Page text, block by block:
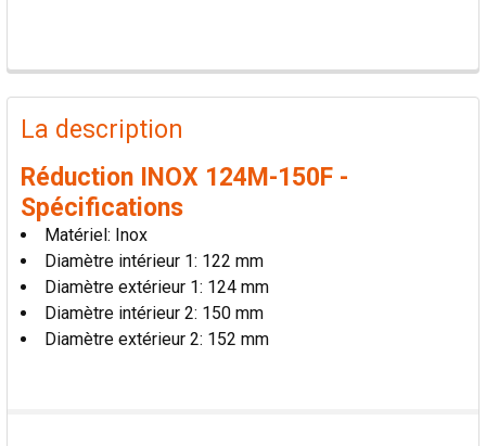
PRODUITS
FRÉQUEMMENT
ACHETÉS
TOUT
SÉLECTIONNER
AJOUTER
LA
SÉLECTION
AU PANIER
La description
Réduction INOX 124M-150F -
Spécifications
Matériel: Inox
Diamètre intérieur 1: 122 mm
Diamètre extérieur 1: 124 mm
Diamètre intérieur 2: 150 mm
Diamètre extérieur 2: 152 mm